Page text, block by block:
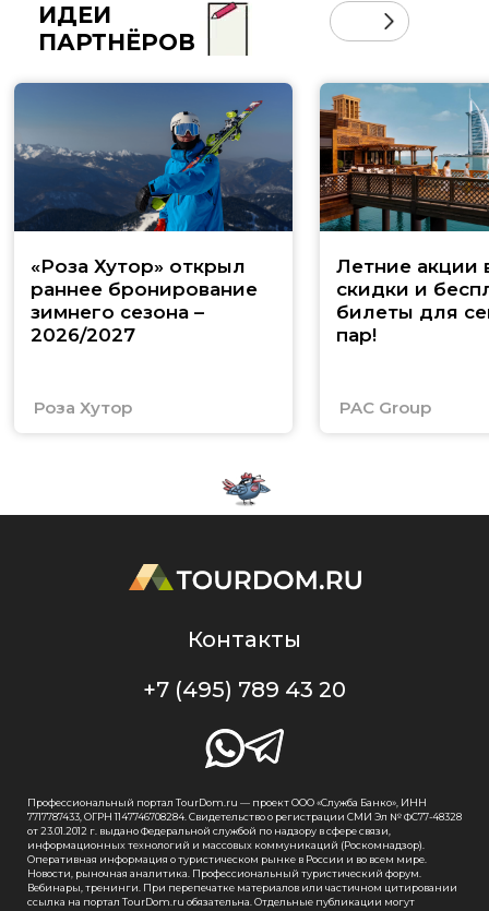
ИДЕИ
ПАРТНЁРОВ
«Роза Хутор» открыл
раннее бронирование
зимнего сезона –
2026/2027
Роза Хутор
Летние акции
скидки и
билеты для
пар!
PAC Group
Контакты
+7 (495) 789 43 20
Профессиональный портал TourDom.ru — проект ООО «Служба Банко», ИНН
7717787433, ОГРН 1147746708284. Свидетельство о регистрации СМИ Эл № ФС77-48328
от 23.01.2012 г. выдано Федеральной службой по надзору в сфере связи,
информационных технологий и массовых коммуникаций (Роскомнадзор).
Оперативная информация о туристическом рынке в России и во всем мире.
Новости, рыночная аналитика. Профессиональный туристический форум.
Вебинары, тренинги. При перепечатке материалов или частичном цитировании
ссылка на портал TourDom.ru обязательна. Отдельные публикации могут